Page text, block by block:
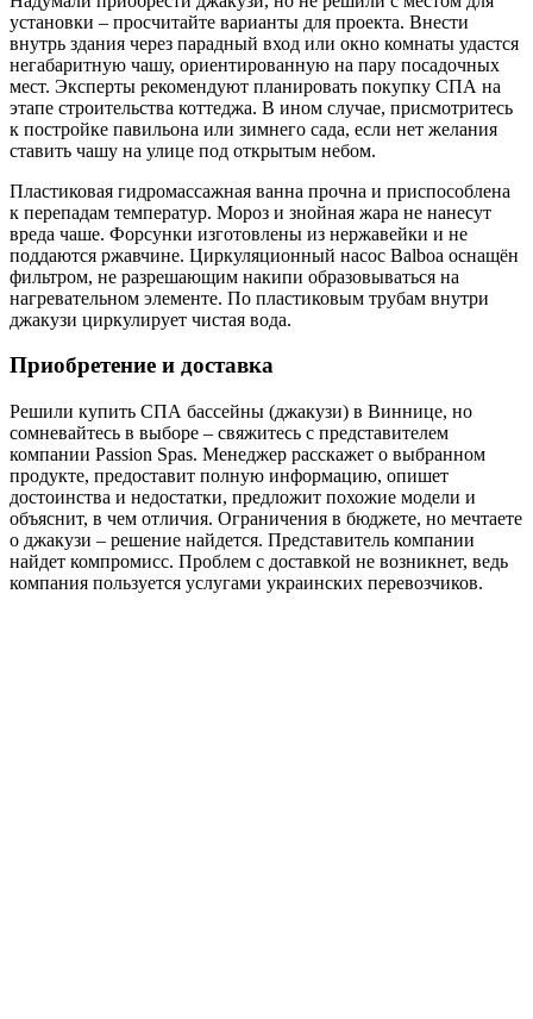
установки – просчитайте варианты для проекта. Внести
внутрь здания через парадный вход или окно комнаты удастся
негабаритную чашу, ориентированную на пару посадочных
мест. Эксперты рекомендуют планировать покупку СПА на
этапе строительства коттеджа. В ином случае, присмотритесь
к постройке павильона или зимнего сада, если нет желания
ставить чашу на улице под открытым небом.
Пластиковая гидромассажная ванна прочна и приспособлена
к перепадам температур. Мороз и знойная жара не нанесут
вреда чаше. Форсунки изготовлены из нержавейки и не
поддаются ржавчине. Циркуляционный насос Balboa оснащён
фильтром, не разрешающим накипи образовываться на
нагревательном элементе. По пластиковым трубам внутри
джакузи циркулирует чистая вода.
Приобретение и доставка
Решили купить СПА бассейны (джакузи) в Виннице, но
сомневайтесь в выборе – свяжитесь с представителем
компании Passion Spas. Менеджер расскажет о выбранном
продукте, предоставит полную информацию, опишет
достоинства и недостатки, предложит похожие модели и
объяснит, в чем отличия. Ограничения в бюджете, но мечтаете
о джакузи – решение найдется. Представитель компании
найдет компромисс. Проблем с доставкой не возникнет, ведь
компания пользуется услугами украинских перевозчиков.